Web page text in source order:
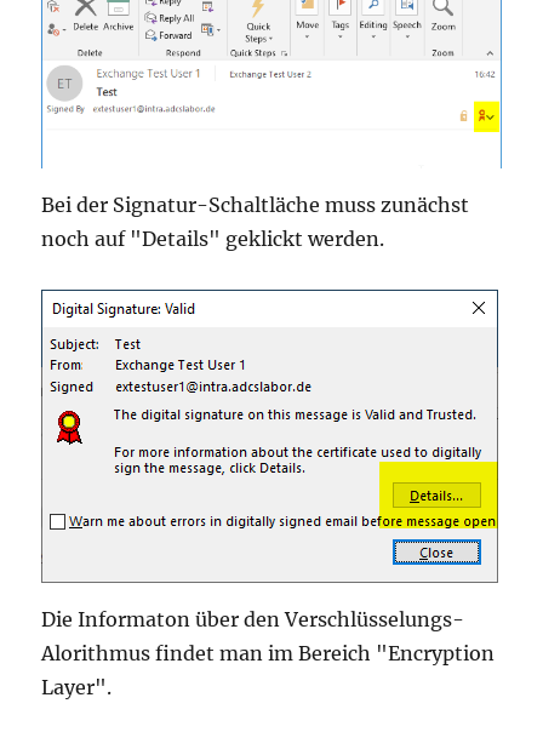
Bei der Signatur-Schaltläche muss zunächst
noch auf "Details" geklickt werden.
Die Informaton über den Verschlüsselungs-
Alorithmus findet man im Bereich "Encryption
Layer".